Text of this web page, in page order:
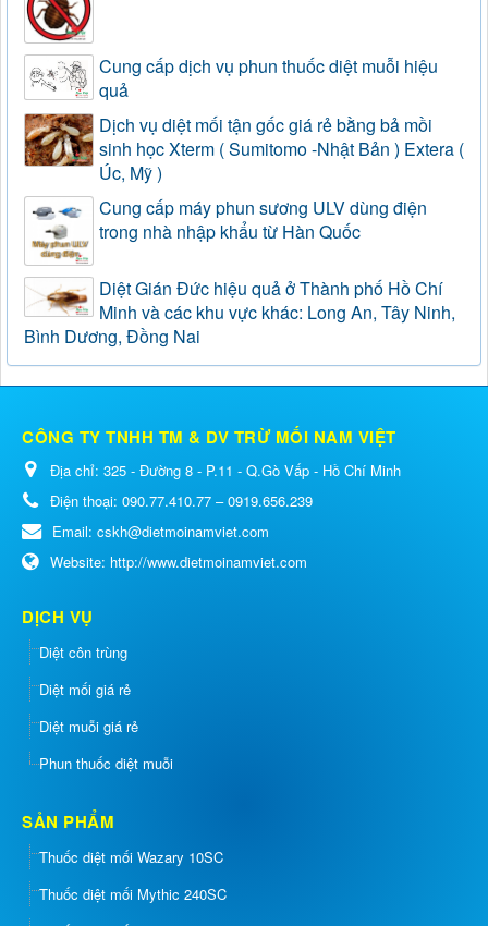
Cung cấp dịch vụ phun thuốc diệt muỗi hiệu
quả
Dịch vụ diệt mối tận gốc giá rẻ bằng bả mồi
sinh học Xterm ( Sumitomo -Nhật Bản ) Extera (
Úc, Mỹ )
Cung cấp máy phun sương ULV dùng điện
trong nhà nhập khẩu từ Hàn Quốc
Diệt Gián Đức hiệu quả ở Thành phố Hồ Chí
Minh và các khu vực khác: Long An, Tây Ninh,
Bình Dương, Đồng Nai
CÔNG TY TNHH TM & DV TRỪ MỐI NAM VIỆT
Địa chỉ: 325 - Đường 8 - P.11 - Q.Gò Vấp - Hồ Chí Minh
Điện thoại: 090.77.410.77 – 0919.656.239
Email: cskh@dietmoinamviet.com
Website: http://www.dietmoinamviet.com
DỊCH VỤ
Diệt côn trùng
Diệt mối giá rẻ
Diệt muỗi giá rẻ
Phun thuốc diệt muỗi
SẢN PHẨM
Thuốc diệt mối Wazary 10SC
Thuốc diệt mối Mythic 240SC